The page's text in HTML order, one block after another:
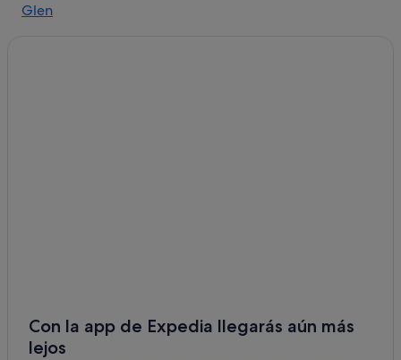
Fairmont hoteles
Glen
Con la app de Expedia llegarás aún más
lejos